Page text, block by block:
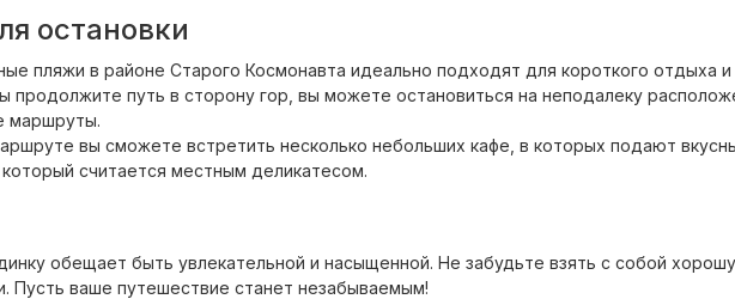
остановки
пляжи в районе Старого Космонавта идеально подходят для короткого отдыха и
продолжите путь в сторону гор, вы можете остановиться на неподалеку
маршруты.
вы сможете встретить несколько небольших кафе, в которых подают
считается местным деликатесом.
обещает быть увлекательной и насыщенной. Не забудьте взять с собой
Пусть ваше путешествие станет незабываемым!